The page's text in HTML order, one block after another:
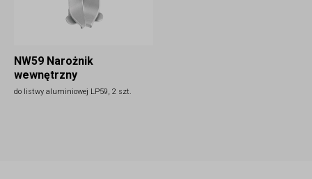
NW59 Narożnik
wewnętrzny
do listwy aluminiowej LP59, 2 szt.